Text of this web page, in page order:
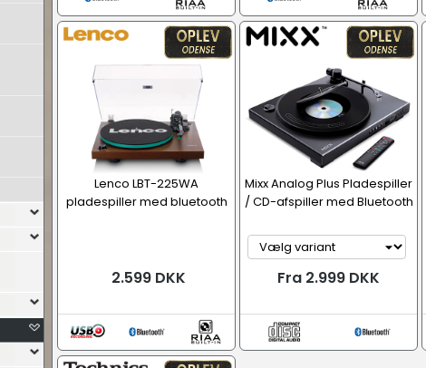
Lenco LBT-225WA
pladespiller med bluetooth
2.599 DKK
Mixx Analog Plus Pladespiller
/ CD-afspiller med Bluetooth
Fra 2.999 DKK